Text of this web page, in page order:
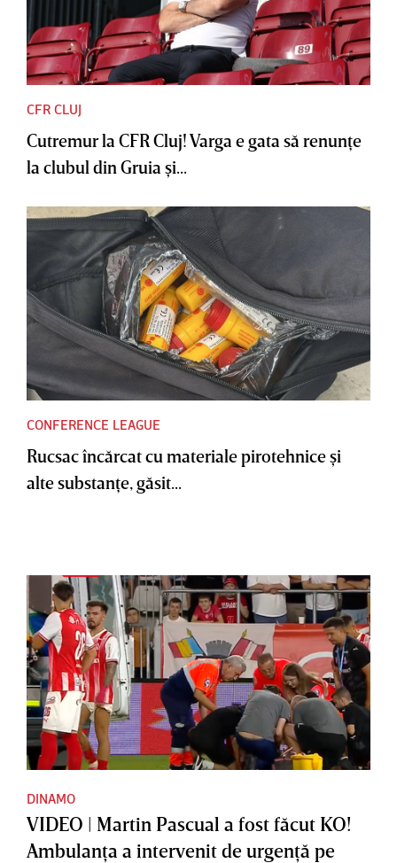
CFR CLUJ
Cutremur la CFR Cluj! Varga e gata să renunţe
la clubul din Gruia şi...
CONFERENCE LEAGUE
Rucsac încărcat cu materiale pirotehnice şi
alte substanţe, găsit...
DINAMO
VIDEO | Martin Pascual a fost făcut KO!
Ambulanţa a intervenit de urgenţă pe